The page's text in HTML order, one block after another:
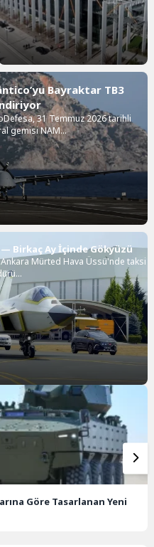
Bayraktar TB3
31 Temmuz 2026 tarihli
gemisi NAM...
— Birkaç Ay İçinde Gökyüzü
Mürted Hava Üssü'nde taksi
Göre Tasarlanan Yeni